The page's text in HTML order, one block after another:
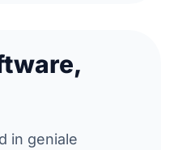
in geniale